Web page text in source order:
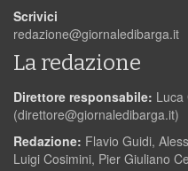
Scrivici
redazione@giornaledibarga.it
La redazione
Direttore responsabile: Luca
(direttore@giornaledibarga.it)
Redazione: Flavio Guidi,
Luigi Cosimini, Pier Giuliano